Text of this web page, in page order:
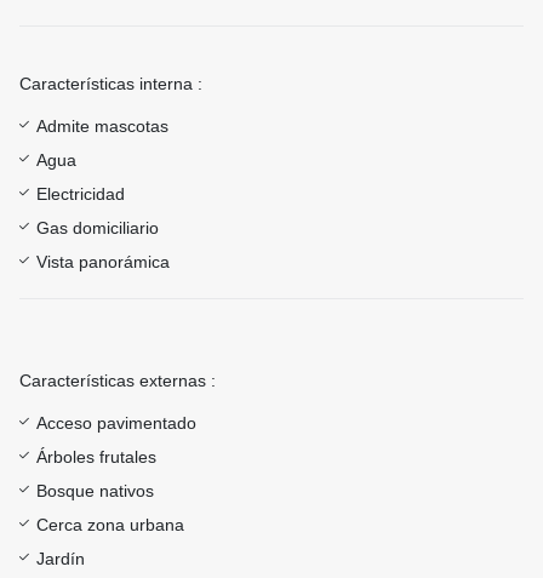
Características interna :
Admite mascotas
Agua
Electricidad
Gas domiciliario
Vista panorámica
Características externas :
Acceso pavimentado
Árboles frutales
Bosque nativos
Cerca zona urbana
Jardín